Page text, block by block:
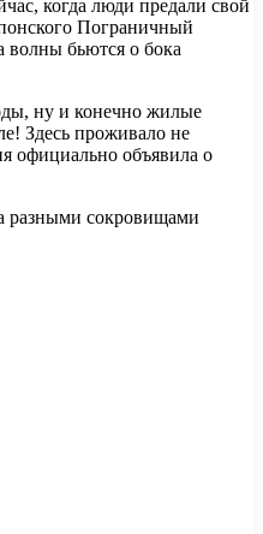
когда люди предали свой
Пограничный
волны бьются о бока
ну и конечно жилые
Здесь проживало не
официально объявила о
разными сокровищами